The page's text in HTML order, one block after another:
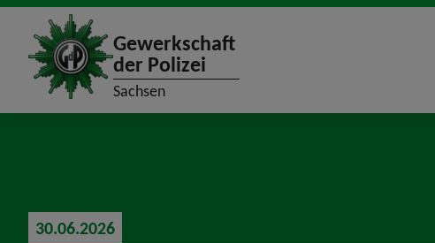
site_logo
Gewerkschaft
der Polizei
Sachsen
30.06.2026